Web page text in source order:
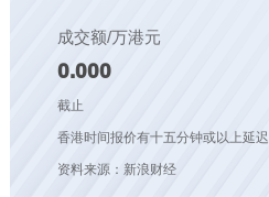
成交额/万港元
0.000
截止
香港时间报价有十五分钟或以上延迟
资料来源：新浪财经